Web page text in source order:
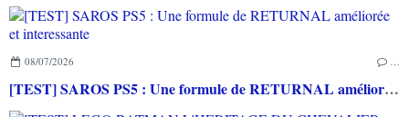
08/07/2026 …
[TEST] SAROS PS5 : Une formule de RETURNAL améliorée et interessante